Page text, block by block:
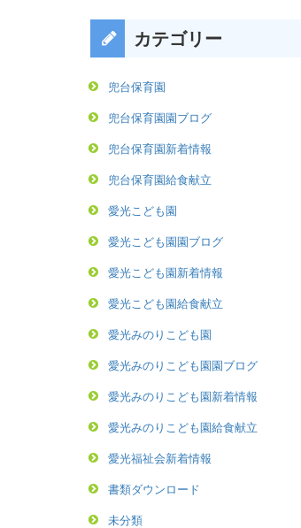
カテゴリー
兜台保育園
兜台保育園園ブログ
兜台保育園新着情報
兜台保育園給食献立
愛光こども園
愛光こども園園ブログ
愛光こども園新着情報
愛光こども園給食献立
愛光みのりこども園
愛光みのりこども園園ブログ
愛光みのりこども園新着情報
愛光みのりこども園給食献立
愛光福祉会新着情報
書類ダウンロード
未分類